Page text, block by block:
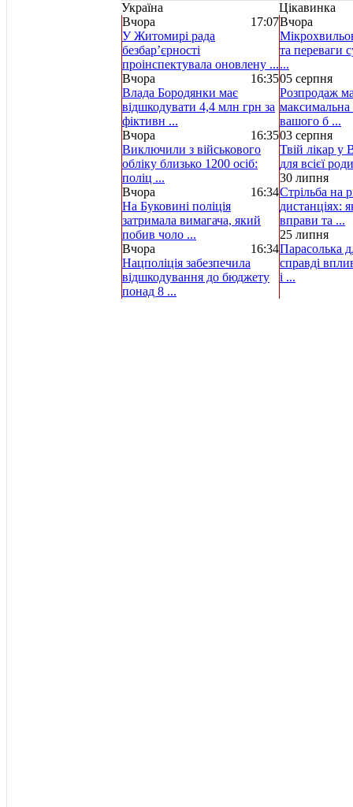
Україна
Цікавинка
Вчора
17:07
У Житомирі рада
безбар’єрності
проінспектувала оновлену ...
Вчора
16:35
Влада Бородянки має
відшкодувати 4,4 млн грн за
фіктивн ...
Вчора
16:35
Виключили з військового
обліку близько 1200 осіб:
поліц ...
Вчора
16:34
На Буковині поліція
затримала вимагача, який
побив чоло ...
Вчора
16:34
Нацполіція забезпечила
відшкодування до бюджету
понад 8 ...
Вчора
та переваги
...
05 серпня
Розпродаж
максимальна
вашого б ...
03 серпня
Твій лікар у
для всієї
30 липня
Стрільба на
дистанціях:
вправи та ...
25 липня
Парасолька
справді
і ...